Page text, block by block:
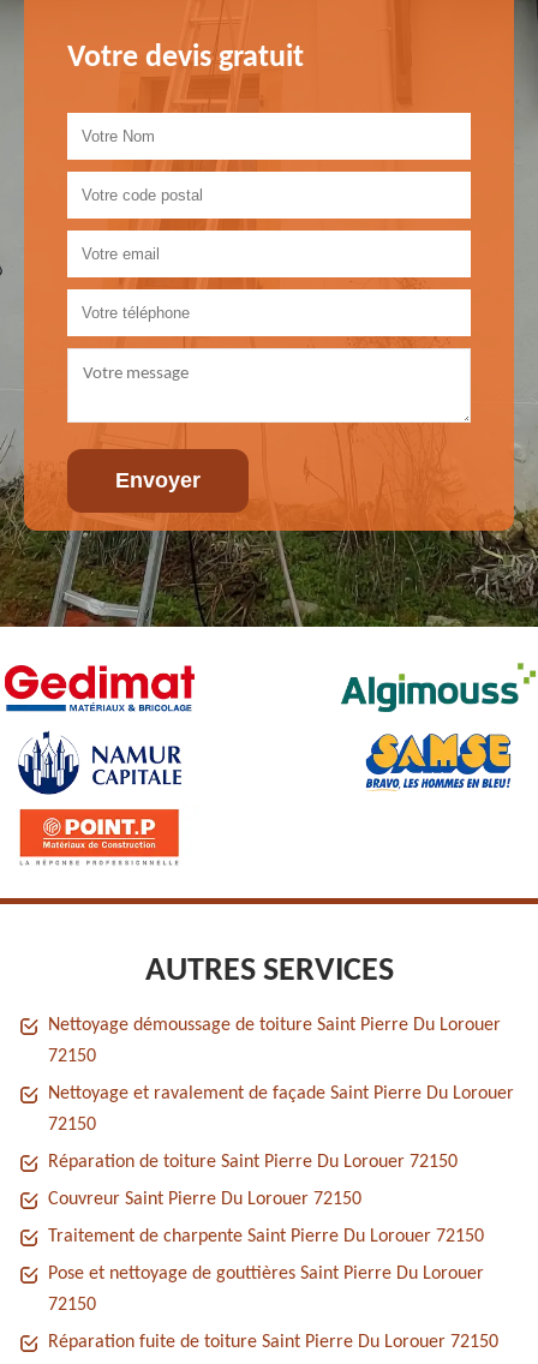
Votre devis gratuit
AUTRES SERVICES
Nettoyage démoussage de toiture Saint Pierre Du Lorouer
72150
Nettoyage et ravalement de façade Saint Pierre Du Lorouer
72150
Réparation de toiture Saint Pierre Du Lorouer 72150
Couvreur Saint Pierre Du Lorouer 72150
Traitement de charpente Saint Pierre Du Lorouer 72150
Pose et nettoyage de gouttières Saint Pierre Du Lorouer
72150
Réparation fuite de toiture Saint Pierre Du Lorouer 72150